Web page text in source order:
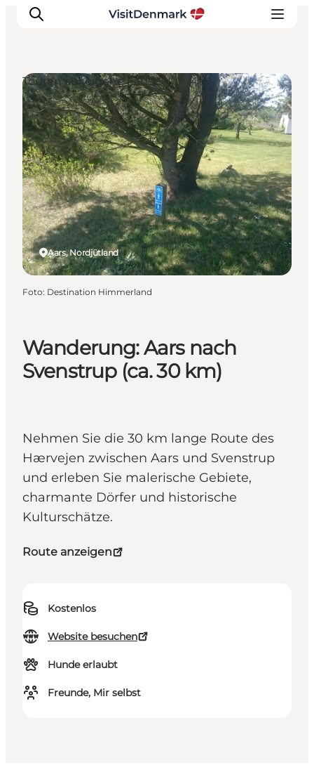
Inspiration
Regionen
Erlebnisse
Unterkünfte
Reiseplanung
Wanderung: Aars nach
Svenstrup (ca. 30 km)
Nehmen Sie die 30 km lange Route des
Hærvejen zwischen Aars und Svenstrup
und erleben Sie malerische Gebiete,
charmante Dörfer und historische
Kulturschätze.
Route anzeigen
Kostenlos
Website besuchen
Hunde erlaubt
Freunde, Mir selbst
Aars, Nordjütland
Touren auf eigene Faust
Foto: Destination Himmerland